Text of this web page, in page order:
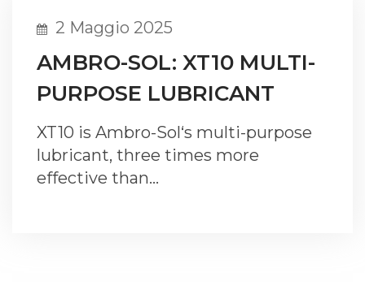
2 Maggio 2025
AMBRO-SOL: XT10 MULTI-
PURPOSE LUBRICANT
XT10 is Ambro-Sol‘s multi-purpose
lubricant, three times more
effective than…